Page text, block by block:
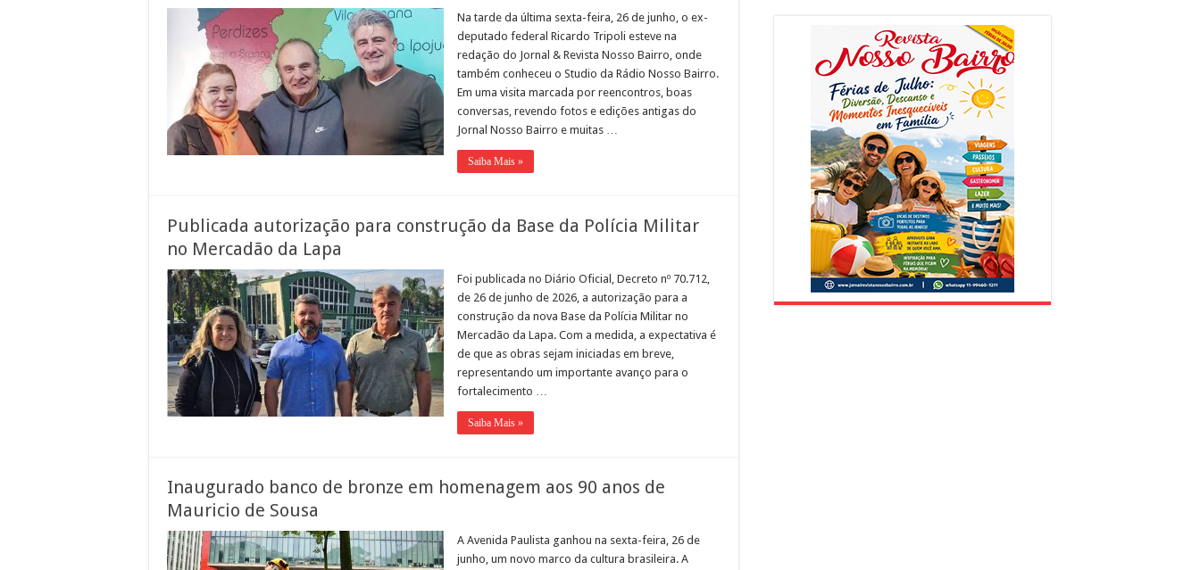
Na tarde da última sexta-feira, 26 de junho, o ex-
deputado federal Ricardo Tripoli esteve na
redação do Jornal & Revista Nosso Bairro, onde
também conheceu o Studio da Rádio Nosso Bairro.
Em uma visita marcada por reencontros, boas
conversas, revendo fotos e edições antigas do
Jornal Nosso Bairro e muitas …
Saiba Mais »
Publicada autorização para construção da Base da Polícia Militar
no Mercadão da Lapa
Foi publicada no Diário Oficial, Decreto nº 70.712,
de 26 de junho de 2026, a autorização para a
construção da nova Base da Polícia Militar no
Mercadão da Lapa. Com a medida, a expectativa é
de que as obras sejam iniciadas em breve,
representando um importante avanço para o
fortalecimento …
Saiba Mais »
Inaugurado banco de bronze em homenagem aos 90 anos de
Mauricio de Sousa
A Avenida Paulista ganhou na sexta-feira, 26 de
junho, um novo marco da cultura brasileira. A